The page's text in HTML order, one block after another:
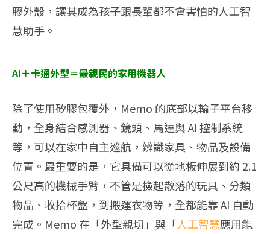
膠外殼，讓其成為孩子跟長輩都不會害怕的人工智
慧助手。
AI＋卡通外型＝最親民的家用機器人
除了使用矽膠包覆外，Memo 的底部以輪子平台移
動，全身結合感測器、鏡頭、馬達與 AI 控制系統
等，可以在家中自主巡航，辨識家具、物品及設備
位置。最重要的是，它具備可以從地板伸展到約 2.1
公尺高的機械手臂，不管是撿起散落的玩具、分類
物品、收拾杯盤，到搬運衣物等，全都能靠 AI 自動
完成。Memo 在「外型親切」與「人工智慧應用能